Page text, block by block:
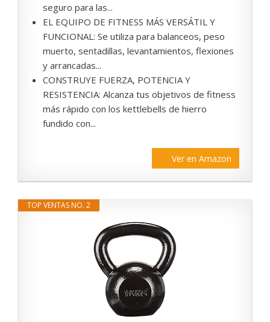
seguro para las...
EL EQUIPO DE FITNESS MÁS VERSÁTIL Y
FUNCIONAL: Se utiliza para balanceos, peso
muerto, sentadillas, levantamientos, flexiones
y arrancadas...
CONSTRUYE FUERZA, POTENCIA Y
RESISTENCIA: Alcanza tus objetivos de fitness
más rápido con los kettlebells de hierro
fundido con...
Ver en Amazon
TOP VENTAS NO. 2